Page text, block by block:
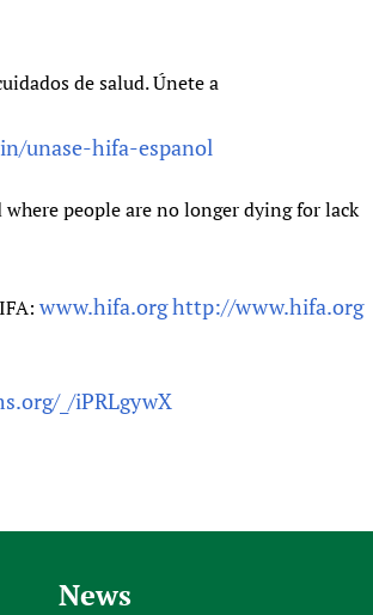
de salud. Únete a
unase-hifa-espanol
people are no longer dying for lack
www.hifa.orghttp://www.hifa.org
_/iPRLgywX
News